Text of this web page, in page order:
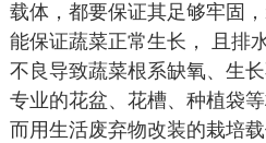
载体，都要保证其足够牢固
能保证蔬菜正常生长， 且排
不良导致蔬菜根系缺氧、生
专业的花盆、花槽、种植袋
而用生活废弃物改装的栽培